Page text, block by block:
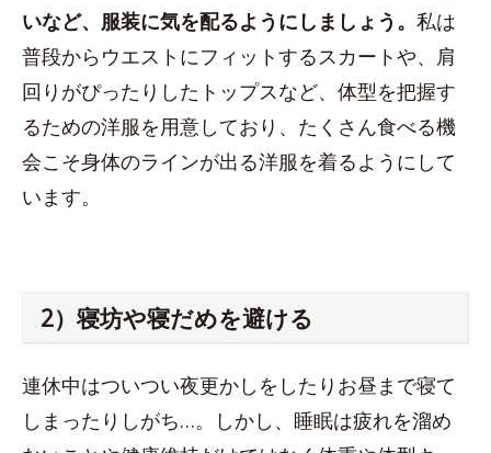
いなど、服装に気を配るようにしましょう。 私は
普段からウエストにフィットするスカートや、肩
回りがぴったりしたトップスなど、体型を把握す
るための洋服を用意しており、たくさん食べる機
会こそ身体のラインが出る洋服を着るようにして
います。
2）寝坊や寝だめを避ける
連休中はついつい夜更かしをしたりお昼まで寝て
しまったりしがち…。しかし、睡眠は疲れを溜め